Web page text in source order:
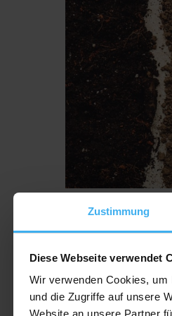
Zustimmung
Diese Webseite verwendet
Wir verwenden Cookies,
und die Zugriffe auf unsere
Website an unsere Partner
Erdaushub
Entsorgung von
Entsorgungswege